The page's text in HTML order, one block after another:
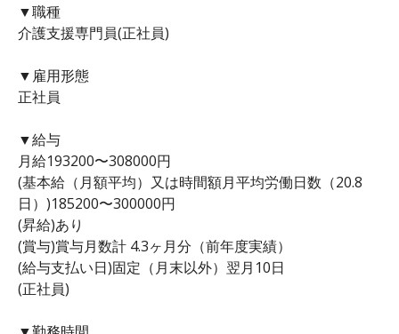
▼職種
介護支援専門員(正社員)
▼雇用形態
正社員
▼給与
月給193200〜308000円
(基本給（月額平均）又は時間額月平均労働日数（20.8
日）)185200〜300000円
(昇給)あり
(賞与)賞与月数計 4.3ヶ月分（前年度実績）
(給与支払い日)固定（月末以外）翌月10日
(正社員)